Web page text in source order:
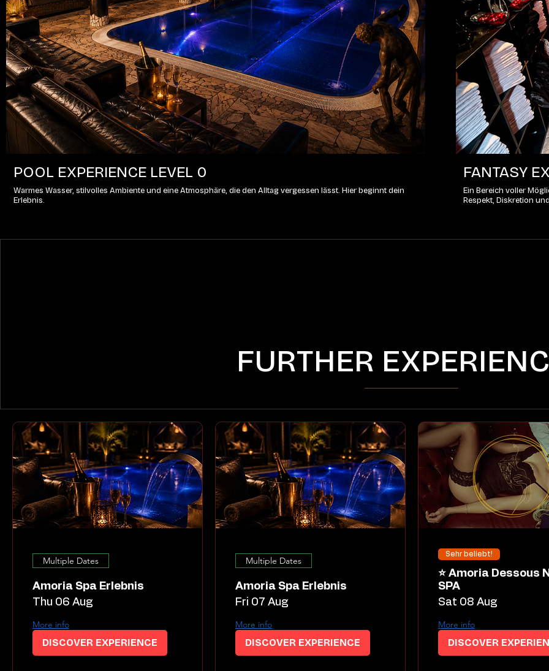
FURTHER
POOL EXPERIENCE LEVEL 0
Warmes Wasser, stilvolles Ambiente und eine Atmosphäre, die den Alltag vergessen lässt. Hier beginnt dein
Erlebnis.
FANTASY
Ein Bereich voller
Respekt, Diskretion
Multiple Dates
Amoria Spa Erlebnis
Thu 06 Aug
More info
DISCOVER EXPERIENCE
Multiple Dates
Amoria Spa Erlebnis
Fri 07 Aug
More info
DISCOVER EXPERIENCE
Sehr beliebt!
⭐ Amoria Dessous Night
SPA
Sat 08 Aug
More info
DISCOVER